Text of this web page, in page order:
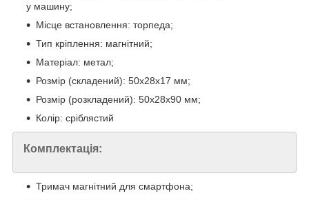
у машину;
Місце встановлення: торпеда;
Тип кріплення: магнітний;
Матеріал: метал;
Розмір (складений): 50x28x17 мм;
Розмір (розкладений): 50x28x90 мм;
Колір: сріблястий
Комплектація:
Тримач магнітний для смартфона;